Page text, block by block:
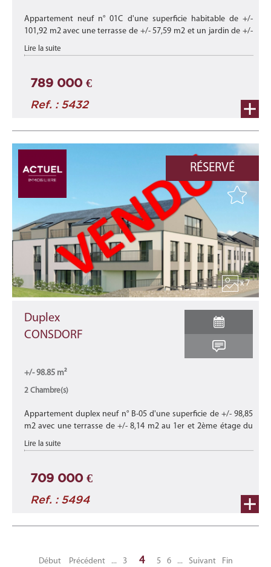
Appartement neuf n° 01C d'une superficie habitable de +/-
101,92 m2 avec une terrasse de +/- 57,59 m2 et un jardin de +/-
886,68 m2 situé au rez-de-chaussée du bâtiment '67C' de cette
nouvelle ré ...
Lire la suite
789 000 €
Ref. : 5432
RÉSERVÉ
x 7
Duplex
CONSDORF
+/- 98.85 m²
2 Chambre(s)
Appartement duplex neuf n° B-05 d'une superficie de +/- 98,85
m2 avec une terrasse de +/- 8,14 m2 au 1er et 2ème étage du
bâtiment B de cette nouvelle résidence "HAENRICHT" composée
de 12 appart ...
Lire la suite
709 000 €
Ref. : 5494
Début Précédent ... 3 4 5 6 ... Suivant Fin